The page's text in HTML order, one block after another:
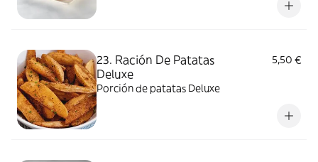
23. Ración De Patatas
Deluxe
5,50 €
Porción de patatas Deluxe